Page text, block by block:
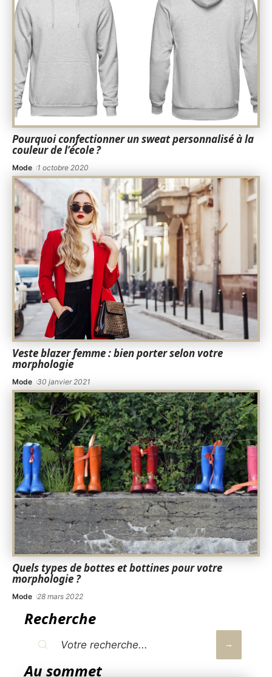
Pourquoi confectionner un sweat personnalisé à la
couleur de l’école ?
Mode 1 octobre 2020
Veste blazer femme : bien porter selon votre
morphologie
Mode 30 janvier 2021
Quels types de bottes et bottines pour votre
morphologie ?
Mode 28 mars 2022
Recherche
Au sommet